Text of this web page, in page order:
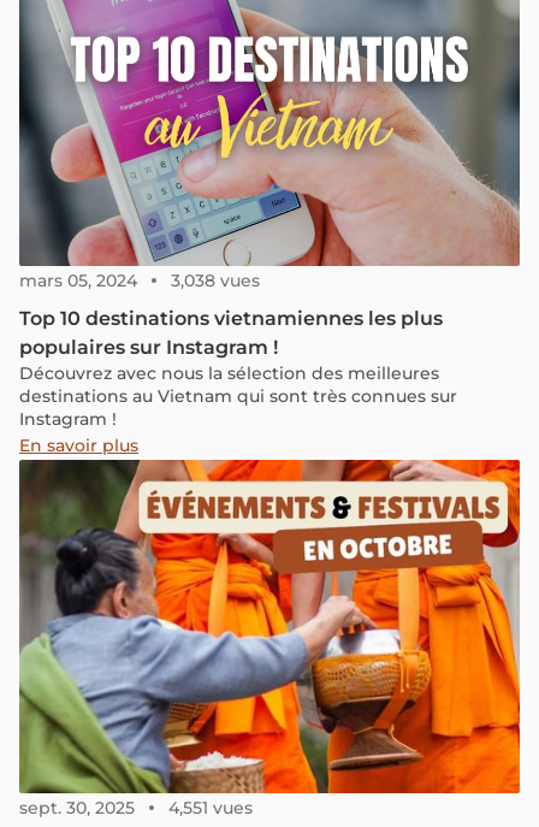
mars 05, 2024 3,038 vues
Top 10 destinations vietnamiennes les plus
populaires sur Instagram !
Découvrez avec nous la sélection des meilleures
destinations au Vietnam qui sont très connues sur
Instagram !
En savoir plus
sept. 30, 2025 4,551 vues